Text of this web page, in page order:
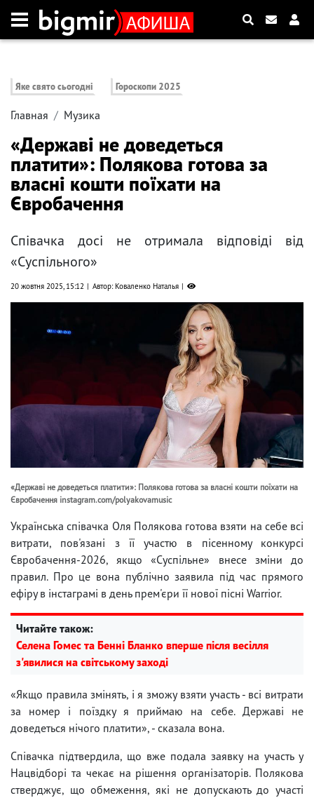
Яке свято сьогодні Гороскопи 2025
Главная Музика
«Державі не доведеться
платити»: Полякова готова за
власні кошти поїхати на
Євробачення
Співачка досі не отримала відповіді від
«Суспільного»
20 жовтня 2025, 15:12 Автор: Коваленко Наталья
«Державі не доведеться платити»: Полякова готова за власні кошти поїхати на
Євробачення instagram.com/polyakovamusic
Українська співачка Оля Полякова готова взяти на себе всі
витрати, пов'язані з її участю в пісенному конкурсі
Євробачення-2026, якщо «Суспільне» внесе зміни до
правил. Про це вона публічно заявила під час прямого
ефіру в інстаграмі в день прем'єри її нової пісні Warrior.
Читайте також:
Селена Гомес та Бенні Бланко вперше після весілля
з'явилися на світському заході
«Якщо правила змінять, і я зможу взяти участь - всі витрати
за номер і поїздку я приймаю на себе. Державі не
доведеться нічого платити», - сказала вона.
Співачка підтвердила, що вже подала заявку на участь у
Нацвідборі та чекає на рішення організаторів. Полякова
стверджує, що обмеження, які не допускають до участі